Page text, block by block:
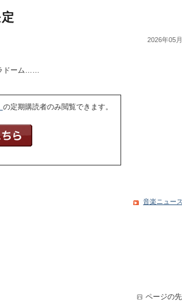
2026年05
ドーム……
の定期購読者のみ閲覧できます。
音楽ニュー
ページの